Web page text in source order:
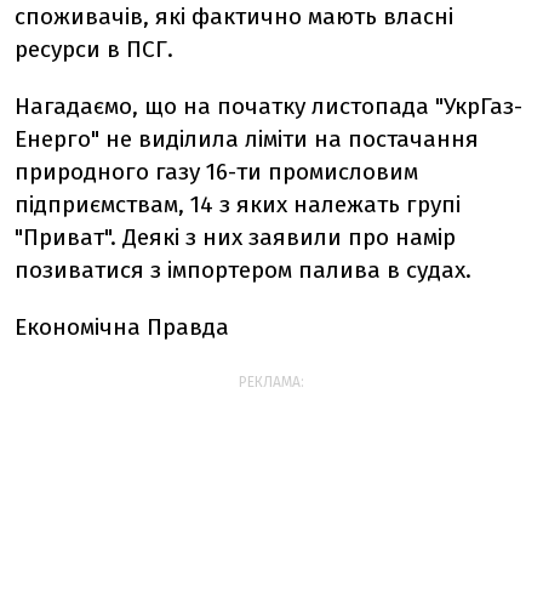
споживачів, які фактично мають власні
ресурси в ПСГ.
Нагадаємо, що на початку листопада "УкрГаз-
Енерго" не виділила ліміти на постачання
природного газу 16-ти промисловим
підприємствам, 14 з яких належать групі
"Приват". Деякі з них заявили про намір
позиватися з імпортером палива в судах.
Економічна Правда
РЕКЛАМА: